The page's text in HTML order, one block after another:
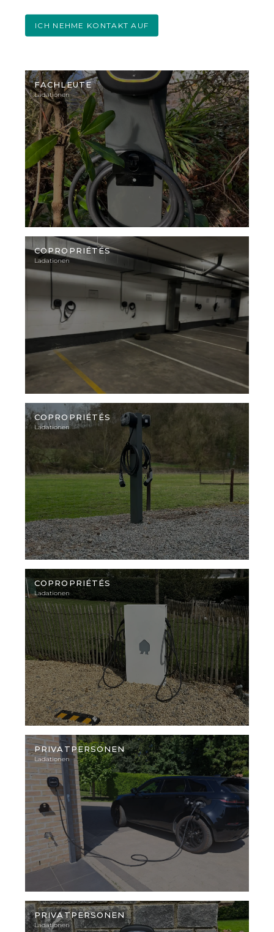
ICH NEHME KONTAKT AUF
Illustratives
Foto
FACHLEUTE
Ladationen
Illustratives
Foto
COPROPRIÉTÉS
Ladationen
Illustratives
Foto
COPROPRIÉTÉS
Ladationen
Illustratives
Foto
COPROPRIÉTÉS
Ladationen
Illustratives
Foto
PRIVATPERSONEN
Ladationen
Illustratives
Foto
PRIVATPERSONEN
Ladationen